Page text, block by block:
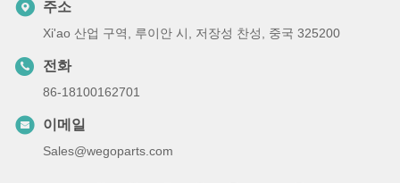
주소
Xi'ao 산업 구역, 루이안 시, 저장성 찬성, 중국 325200
전화
86-18100162701
이메일
Sales@wegoparts.com